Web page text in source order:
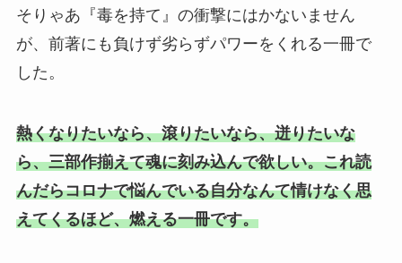
そりゃあ『毒を持て』の衝撃にはかないません
が、前著にも負けず劣らずパワーをくれる一冊で
した。
熱くなりたいなら、滾りたいなら、迸りたいな
ら、三部作揃えて魂に刻み込んで欲しい。これ読
んだらコロナで悩んでいる自分なんて情けなく思
えてくるほど、燃える一冊です。